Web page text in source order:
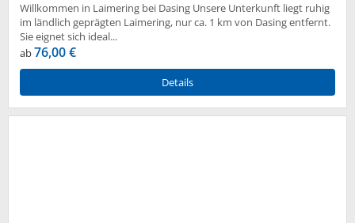
Willkommen in Laimering bei Dasing Unsere Unterkunft liegt ruhig
im ländlich geprägten Laimering, nur ca. 1 km von Dasing entfernt.
Sie eignet sich ideal...
ab76,00 €
Details